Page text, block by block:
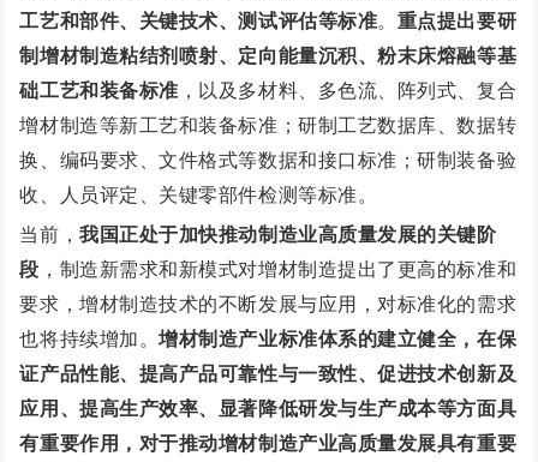
工艺和部件、关键技术、测试评估等标准。 重点提出要研
制增材制造粘结剂喷射、定向能量沉积、粉末床熔融等基
础工艺和装备标准 ，以及多材料、多色流、阵列式、复合
增材制造等新工艺和装备标准；研制工艺数据库、数据转
换、编码要求、文件格式等数据和接口标准；研制装备验
收、人员评定、关键零部件检测等标准。
当前，我国正处于加快推动制造业高质量发展的关键阶
段 ，制造新需求和新模式对增材制造提出了更高的标准和
要求，增材制造技术的不断发展与应用，对标准化的需求
也将持续增加。增材制造产业标准体系的建立健全，在保
证产品性能、提高产品可靠性与一致性、促进技术创新及
应用、提高生产效率、显著降低研发与生产成本等方面具
有重要作用，对于推动增材制造产业高质量发展具有重要